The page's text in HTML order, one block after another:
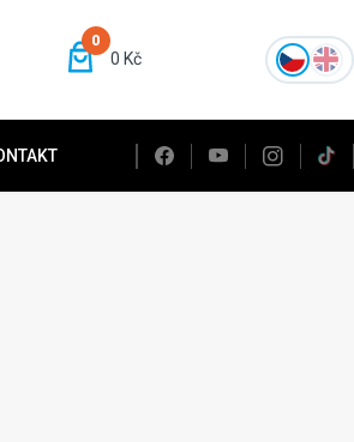
0
0 Kč